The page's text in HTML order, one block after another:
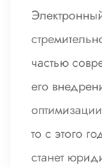
частью
его
то с этого
станет